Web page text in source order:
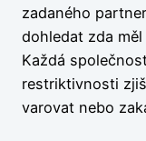
zadaného
dohledat zda
Každá
restriktivnosti
varovat nebo